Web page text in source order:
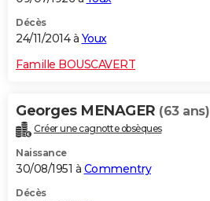
Décès
24/11/2014 à Youx
Famille BOUSCAVERT
Georges MENAGER (63 ans)
Créer une cagnotte obsèques
Naissance
30/08/1951 à Commentry
Décès